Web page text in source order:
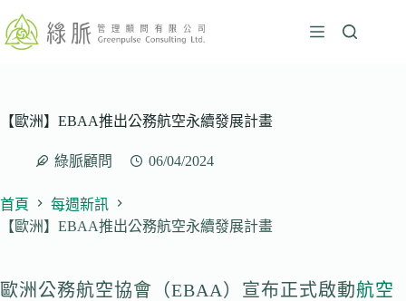
至
容【歐洲】EBAA推出公務航空永續發展計畫
綠脈顧問 06/04/2024
首頁
每週新訊
【歐洲】EBAA推出公務航空永續發展計畫
歐洲公務航空協會（EBAA）宣布正式啟動航空